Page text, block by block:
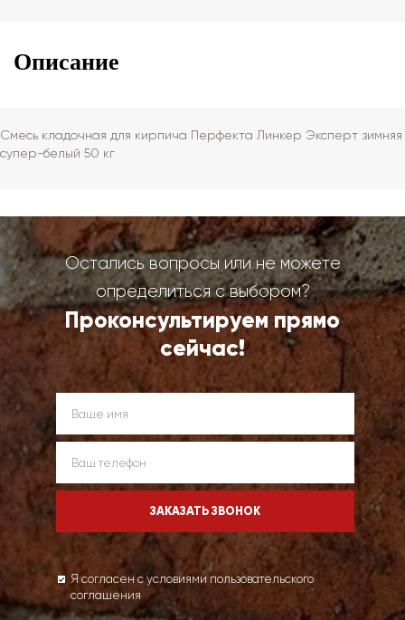
Описание
Смесь кладочная для кирпича Перфекта Линкер Эксперт зимняя
супер-белый 50 кг
Остались вопросы или не можете
определиться с выбором?
Проконсультируем прямо
сейчас!
Я согласен с условиями пользовательского
соглашения